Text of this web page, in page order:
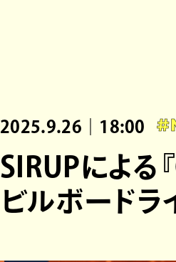
2025.9.26｜18:00
SIRUPによる
ビルボードラ